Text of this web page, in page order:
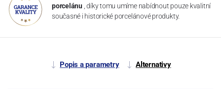
porcelánu , díky tomu umíme nabídnout pouze kvalitní
současné i historické porcelánové produkty.
Popis a parametry Alternativy